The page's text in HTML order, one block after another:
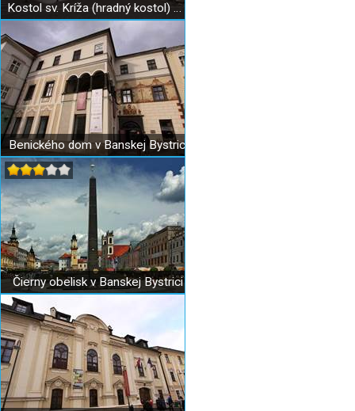
Kostol sv. Kríža (hradný kostol) Banská Bystrica
Benického dom v Banskej Bystrici
Čierny obelisk v Banskej Bystrici